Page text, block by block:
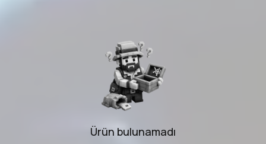
Ürün bulunamadı